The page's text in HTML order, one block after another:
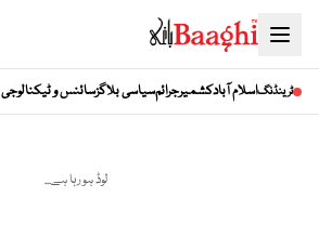
ٹرینڈنگاسلام آبادکشمیرجرائمسیاسی بلاگزسائنس و ٹیکنالوجی
لوڈ ہو رہا ہے...